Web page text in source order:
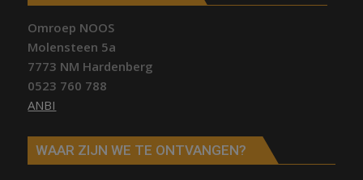
Omroep NOOS
Molensteen 5a
7773 NM Hardenberg
0523 760 788
ANBI
WAAR ZIJN WE TE ONTVANGEN?